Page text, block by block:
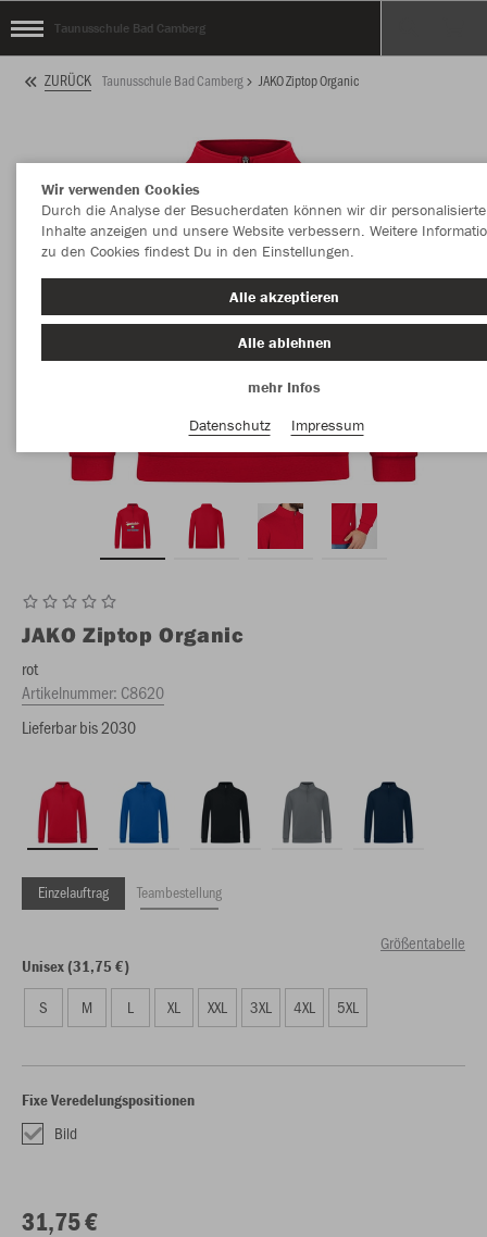
Taunusschule Bad Camberg
ZURÜCK Taunusschule Bad Camberg JAKO Ziptop Organic
JAKO Ziptop Organic
rot
Artikelnummer: C8620
Lieferbar bis 2030
Einzelauftrag Teambestellung
Größentabelle
Unisex (31,75 €)
S M L XL XXL 3XL 4XL 5XL
Fixe Veredelungspositionen
Bild
31,75 €
Wir verwenden Cookies
Durch die Analyse der Besucherdaten können wir dir personalisierte
Inhalte anzeigen und unsere Website verbessern. Weitere
zu den Cookies findest Du in den Einstellungen.
Alle akzeptieren
Alle ablehnen
mehr Infos
Datenschutz
Impressum